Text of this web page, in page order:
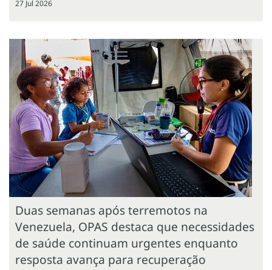
27 Jul 2026
Duas semanas após terremotos na
Venezuela, OPAS destaca que necessidades
de saúde continuam urgentes enquanto
resposta avança para recuperação